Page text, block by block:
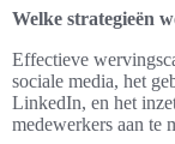
Welke strategieën
Effectieve
sociale media, het
LinkedIn, en het
medewerkers aan te